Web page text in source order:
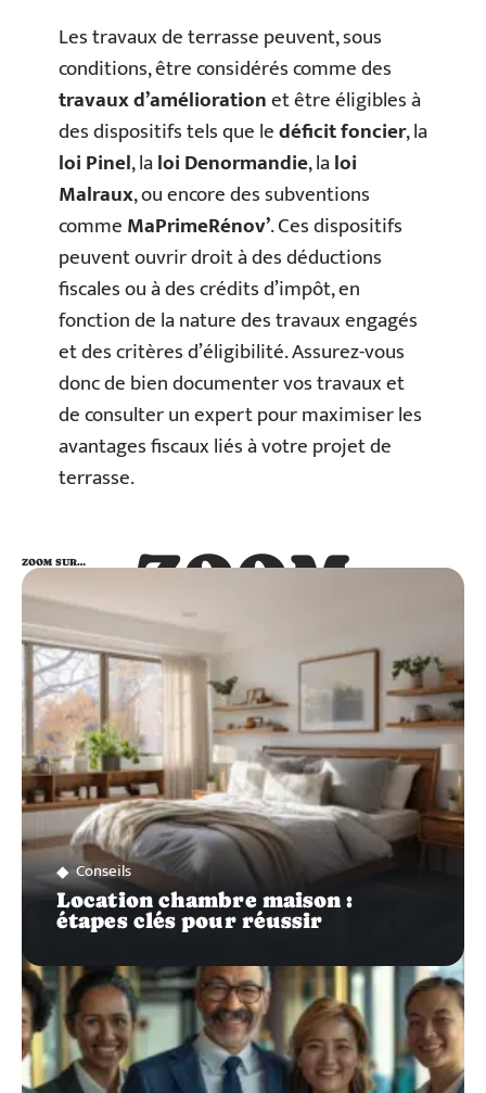
Les travaux de terrasse peuvent, sous
conditions, être considérés comme des
travaux d’améliorationet être éligibles à
des dispositifs tels que ledéficit foncier, la
loi Pinel, laloi Denormandie, laloi
Malraux, ou encore des subventions
commeMaPrimeRénov’. Ces dispositifs
peuvent ouvrir droit à des déductions
fiscales ou à des crédits d’impôt, en
fonction de la nature des travaux engagés
et des critères d’éligibilité. Assurez-vous
donc de bien documenter vos travaux et
de consulter un expert pour maximiser les
avantages fiscaux liés à votre projet de
terrasse.
ZOOM
SUR…
ZOOM SUR…
Conseils
Location chambre maison :
étapes clés pour réussir